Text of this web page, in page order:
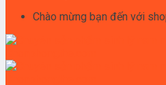
Chào mừng bạn đến với